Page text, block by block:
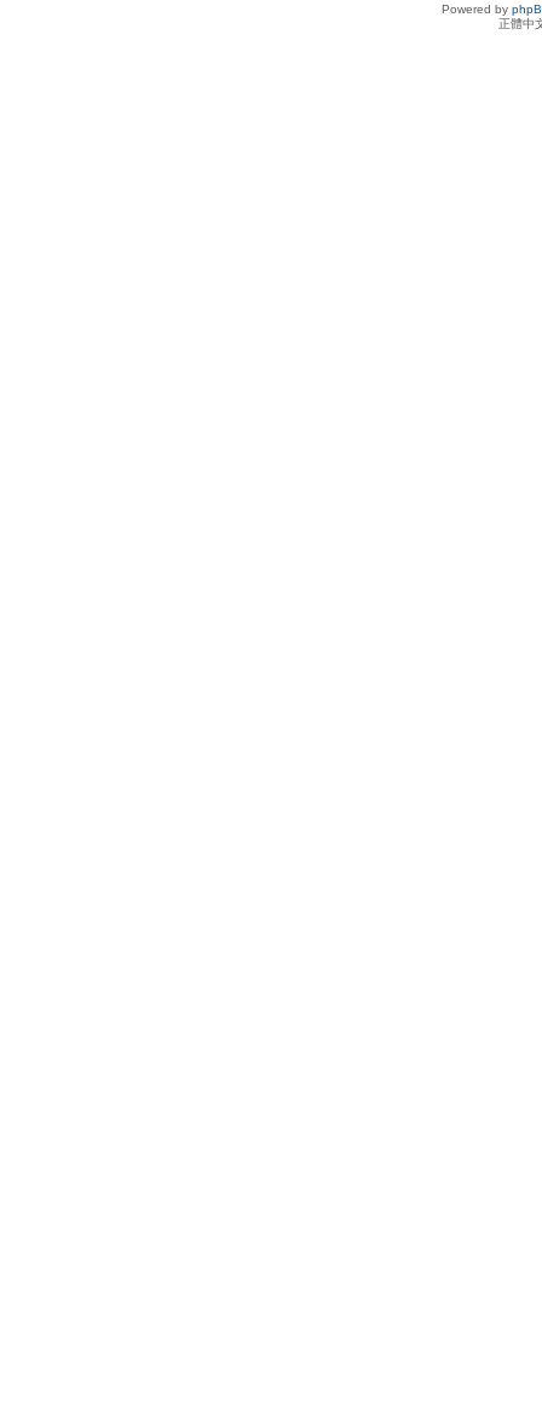
Powered by
正體中